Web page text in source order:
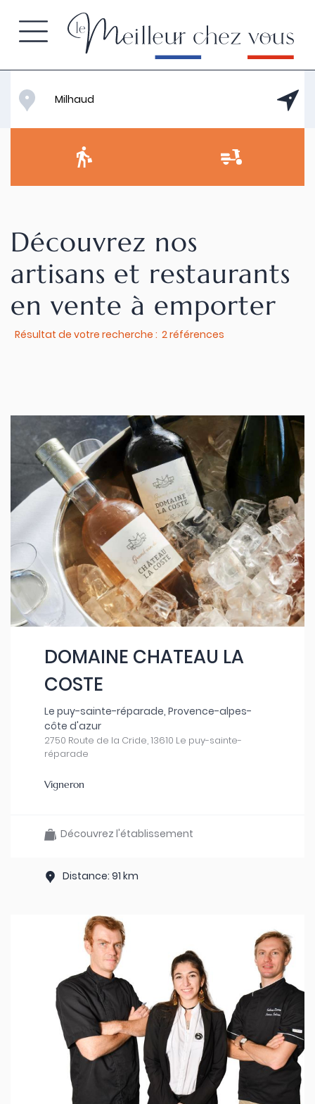
Découvrez nos
artisans et restaurants
en vente à emporter
Résultat de votre recherche : 2 références
DOMAINE CHATEAU LA
COSTE
Le puy-sainte-réparade, Provence-alpes-
côte d'azur
2750 Route de la Cride, 13610 Le puy-sainte-
réparade
Vigneron
Découvrez l'établissement
Distance: 91 km